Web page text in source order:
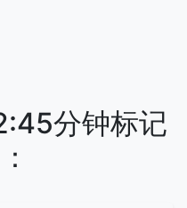
分钟标记